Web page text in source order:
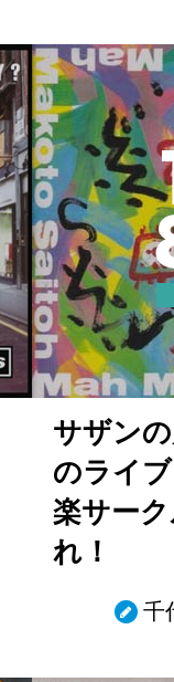
サザン
のライ
楽サー
れ！
千